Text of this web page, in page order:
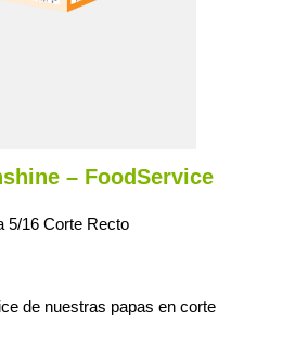
– FoodService
5/16 Corte Recto
de nuestras papas en corte